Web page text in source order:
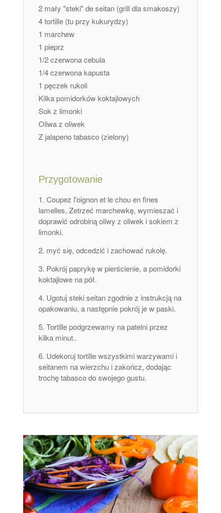
2 mały "steki" de seitan (grill dla smakoszy)
4 tortille (tu przy kukurydzy)
1 marchew
1 pieprz
1/2 czerwona cebula
1/4 czerwona kapusta
1 pęczek rukoli
Kilka pomidorków koktajlowych
Sok z limonki
Oliwa z oliwek
Z jalapeno tabasco (zielony)
Przygotowanie
Coupez l'oignon et le chou en fines
lamelles, Zetrzeć marchewkę, wymieszać i
doprawić odrobiną oliwy z oliwek i sokiem z
limonki.
myć się, odcedzić i zachować rukolę.
Pokrój paprykę w pierścienie, a pomidorki
koktajlowe na pół.
Ugotuj steki seitan zgodnie z instrukcją na
opakowaniu, a następnie pokrój je w paski.
Tortille podgrzewamy na patelni przez
kilka minut..
Udekoruj tortille wszystkimi warzywami i
seitanem na wierzchu i zakończ, dodając
trochę tabasco do swojego gustu.